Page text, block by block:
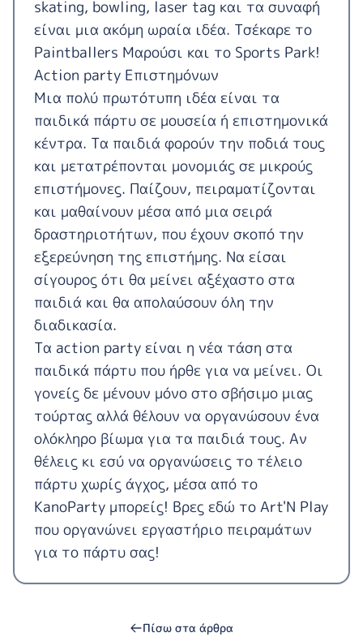
skating, bowling, laser tag και τα συναφή
είναι μια ακόμη ωραία ιδέα. Τσέκαρε το
Paintballers Μαρούσι και το Sports Park!
Action party Επιστημόνων
Μια πολύ πρωτότυπη ιδέα είναι τα
παιδικά πάρτυ σε μουσεία ή επιστημονικά
κέντρα. Τα παιδιά φορούν την ποδιά τους
και μετατρέπονται μονομιάς σε μικρούς
επιστήμονες. Παίζουν, πειραματίζονται
και μαθαίνουν μέσα από μια σειρά
δραστηριοτήτων, που έχουν σκοπό την
εξερεύνηση της επιστήμης. Να είσαι
σίγουρος ότι θα μείνει αξέχαστο στα
παιδιά και θα απολαύσουν όλη την
διαδικασία.
Τα action party είναι η νέα τάση στα
παιδικά πάρτυ που ήρθε για να μείνει. Οι
γονείς δε μένουν μόνο στο σβήσιμο μιας
τούρτας αλλά θέλουν να οργανώσουν ένα
ολόκληρο βίωμα για τα παιδιά τους. Αν
θέλεις κι εσύ να οργανώσεις το τέλειο
πάρτυ χωρίς άγχος, μέσα από το
KanoParty μπορείς! Βρες εδώ το Art'N Play
που οργανώνει εργαστήριο πειραμάτων
για το πάρτυ σας!
Πίσω στα άρθρα